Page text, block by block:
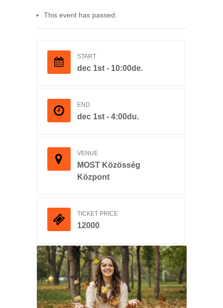
This event has passed.
START
dec 1st - 10:00de.
END
dec 1st - 4:00du.
VENUE
MOST Közösség
Központ
TICKET PRICE
12000